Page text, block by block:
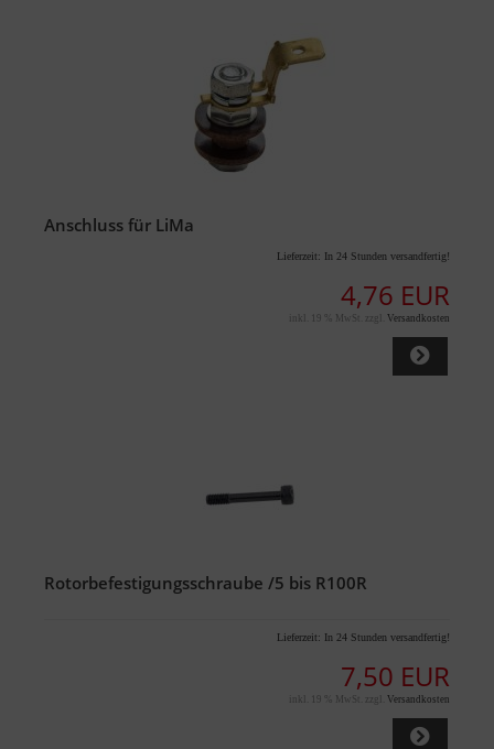
Anschluss für LiMa
Lieferzeit: In 24 Stunden versandfertig!
4,76 EUR
inkl. 19 % MwSt. zzgl. Versandkosten
Rotorbefestigungsschraube /5 bis R100R
Lieferzeit: In 24 Stunden versandfertig!
7,50 EUR
inkl. 19 % MwSt. zzgl. Versandkosten